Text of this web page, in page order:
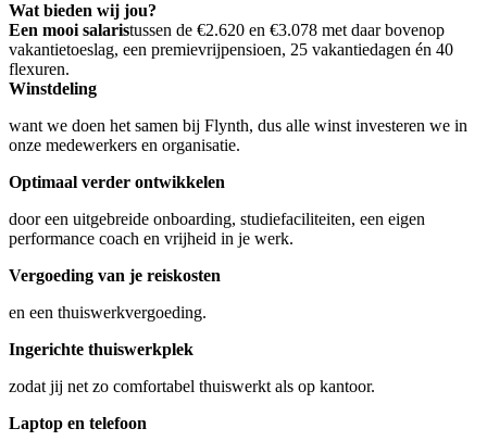
Wat bieden wij jou?
Een mooi salaristussen de €2.620 en €3.078 met daar bovenop
vakantietoeslag, een premievrijpensioen, 25 vakantiedagen én 40
flexuren.
Winstdeling
want we doen het samen bij Flynth, dus alle winst investeren we in
onze medewerkers en organisatie.
Optimaal verder ontwikkelen
door een uitgebreide onboarding, studiefaciliteiten, een eigen
performance coach en vrijheid in je werk.
Vergoeding van je reiskosten
en een thuiswerkvergoeding.
Ingerichte thuiswerkplek
zodat jij net zo comfortabel thuiswerkt als op kantoor.
Laptop en telefoon